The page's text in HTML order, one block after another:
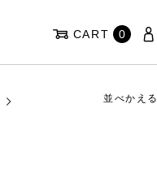
CART 0
並べかえる